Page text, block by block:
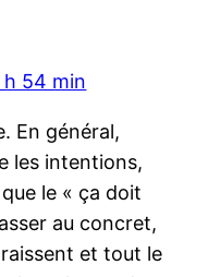
h 54 min
En général,
les intentions,
le « ça doit
au concret,
et tout le